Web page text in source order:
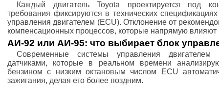
Каждый двигатель Toyota проектируется под
требования фиксируются в технических
управления двигателем (ECU). Отклонение от
компенсационных процессов, которые напрямую влияют
АИ-92 или АИ-95: что выбирает блок
Современные системы управления
датчиками, которые в реальном времени
бензином с низким октановым числом ECU
зажигания, делая его более поздним.